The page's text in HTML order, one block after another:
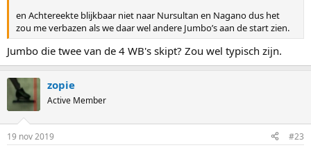
en Achtereekte blijkbaar niet naar Nursultan en Nagano dus het
zou me verbazen als we daar wel andere Jumbo’s aan de start zien.
Jumbo die twee van de 4 WB's skipt? Zou wel typisch zijn.
zopie
Active Member
19 nov 2019 #23